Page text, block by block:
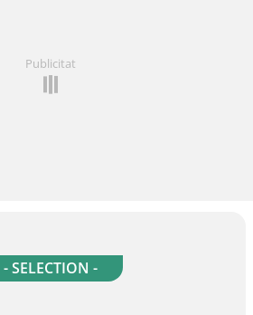
Publicitat
- SELECTION -